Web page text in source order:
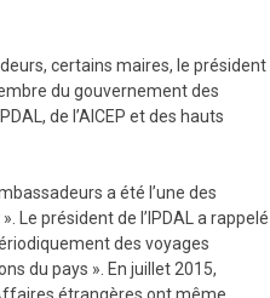
certains maires, le président
du gouvernement des
de l’AICEP et des hauts
a été l’une des
Le président de l’IPDAL a rappelé
des voyages
du pays ». En juillet 2015,
étrangères ont même